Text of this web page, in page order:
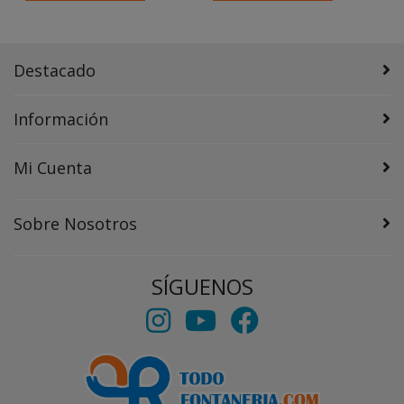
Destacado
Información
Mi Cuenta
Sobre Nosotros
SÍGUENOS